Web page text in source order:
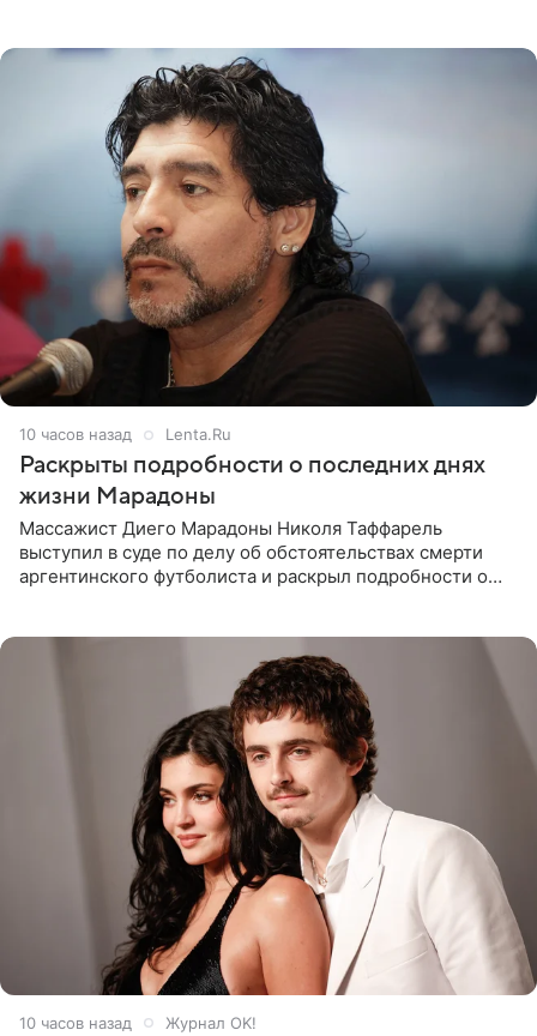
10 часов назад Lenta.Ru
Раскрыты подробности о последних днях
жизни Марадоны
Массажист Диего Марадоны Николя Таффарель
выступил в суде по делу об обстоятельствах смерти
аргентинского футболиста и раскрыл подробности о
10 часов назад Журнал OK!